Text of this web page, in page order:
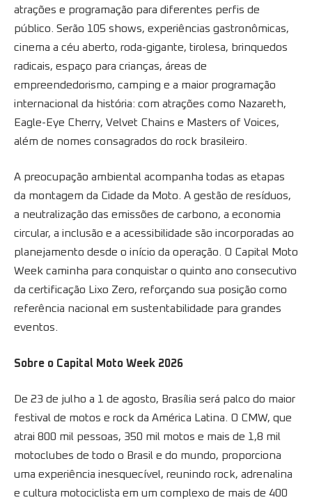
atrações e programação para diferentes perfis de
público. Serão 105 shows, experiências gastronômicas,
cinema a céu aberto, roda-gigante, tirolesa, brinquedos
radicais, espaço para crianças, áreas de
empreendedorismo, camping e a maior programação
internacional da história: com atrações como Nazareth,
Eagle-Eye Cherry, Velvet Chains e Masters of Voices,
além de nomes consagrados do rock brasileiro.
A preocupação ambiental acompanha todas as etapas
da montagem da Cidade da Moto. A gestão de resíduos,
a neutralização das emissões de carbono, a economia
circular, a inclusão e a acessibilidade são incorporadas ao
planejamento desde o início da operação. O Capital Moto
Week caminha para conquistar o quinto ano consecutivo
da certificação Lixo Zero, reforçando sua posição como
referência nacional em sustentabilidade para grandes
eventos.
Sobre o Capital Moto Week 2026
De 23 de julho a 1 de agosto, Brasília será palco do maior
festival de motos e rock da América Latina. O CMW, que
atrai 800 mil pessoas, 350 mil motos e mais de 1,8 mil
motoclubes de todo o Brasil e do mundo, proporciona
uma experiência inesquecível, reunindo rock, adrenalina
e cultura motociclista em um complexo de mais de 400